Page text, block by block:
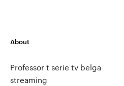
About
Professor t serie tv belga
streaming